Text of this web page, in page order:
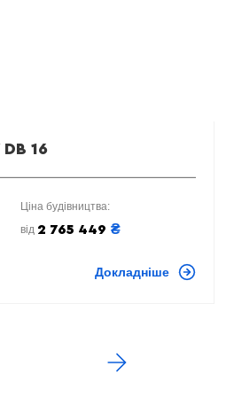
DB 16
Ціна будівництва:
від 2 765 449 ₴
Докладніше